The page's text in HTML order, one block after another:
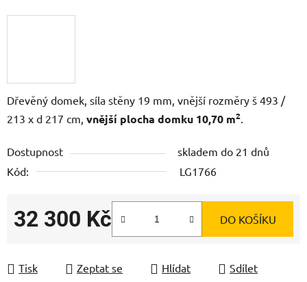
Dřevěný domek, síla stěny 19 mm, vnější rozměry š 493 /
213 x d 217 cm, vnější plocha domku 10,70 m2.
Dostupnost
skladem do 21 dnů
Kód:
LG1766
32 300 Kč DO KOŠÍKU
Tisk Zeptat se Hlídat Sdílet